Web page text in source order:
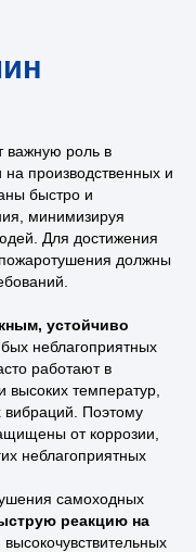
важную роль в
производственных и
быстро и
минимизируя
Для достижения
должны
устойчиво
неблагоприятных
работают в
высоких температур,
Поэтому
от коррозии,
неблагоприятных
самоходных
реакцию на
высокочувствительных